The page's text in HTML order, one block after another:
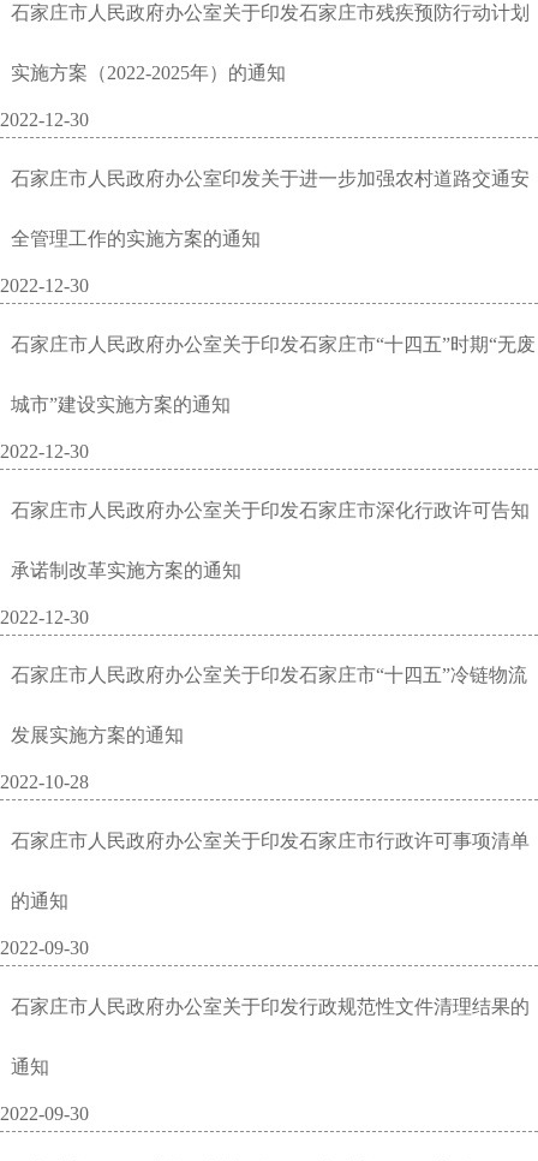
石家庄市人民政府办公室关于印发石家庄市残疾预防行动计划
实施方案（2022-2025年）的通知
2022-12-30
石家庄市人民政府办公室印发关于进一步加强农村道路交通安
全管理工作的实施方案的通知
2022-12-30
石家庄市人民政府办公室关于印发石家庄市“十四五”时期“无废
城市”建设实施方案的通知
2022-12-30
石家庄市人民政府办公室关于印发石家庄市深化行政许可告知
承诺制改革实施方案的通知
2022-12-30
石家庄市人民政府办公室关于印发石家庄市“十四五”冷链物流
发展实施方案的通知
2022-10-28
石家庄市人民政府办公室关于印发石家庄市行政许可事项清单
的通知
2022-09-30
石家庄市人民政府办公室关于印发行政规范性文件清理结果的
通知
2022-09-30